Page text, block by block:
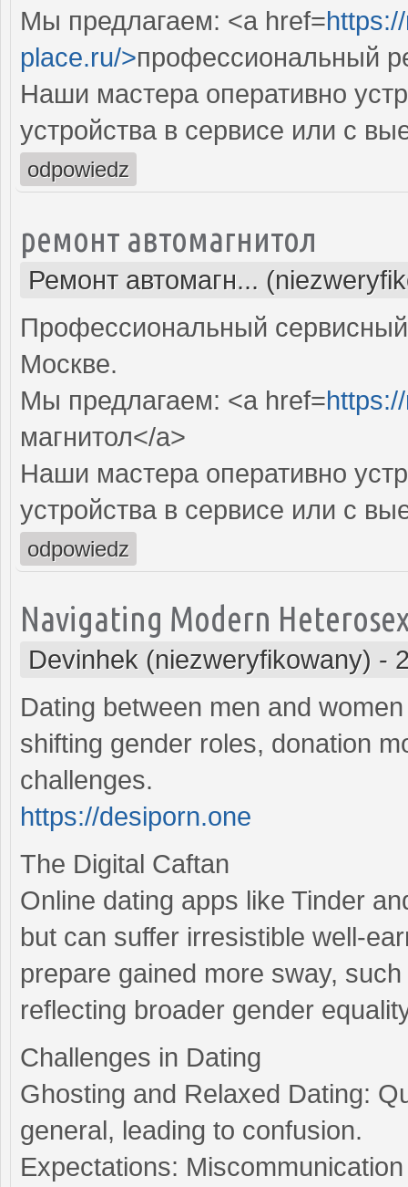
Мы предлагаем: <a href=
place.ru/>профессиональный
Наши мастера оперативно
устройства в сервисе или с
odpowiedz
ремонт автомагнитол
Ремонт автомагн...
Профессиональный
Москве.
Мы предлагаем: <a href=
магнитол</a>
Наши мастера оперативно
устройства в сервисе или с
odpowiedz
Navigating Modern
Devinhek (niezweryfikowany) -
Dating between men and
shifting gender roles, donation
challenges.
https://desiporn.one
The Digital Caftan
Online dating apps like Tinder
but can suffer irresistible well-
prepare gained more sway,
reflecting broader gender
Challenges in Dating
Ghosting and Relaxed Dating:
general, leading to confusion.
Expectations: